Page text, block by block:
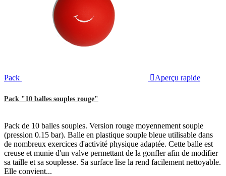
Pack Aperçu rapide
Pack "10 balles souples rouge"
Pack de 10 balles souples. Version rouge moyennement souple
(pression 0.15 bar). Balle en plastique souple bleue utilisable dans
de nombreux exercices d'activité physique adaptée. Cette balle est
creuse et munie d'un valve permettant de la gonfler afin de modifier
sa taille et sa souplesse. Sa surface lise la rend facilement nettoyable.
Elle convient...